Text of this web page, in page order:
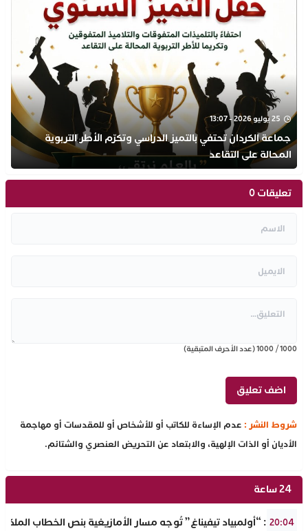
25 يوليو 2026 - 13:07
جماعة الكردان تحتفي بالتميز الدراسي وتكرّم الأطر التربوية
المحالة على التقاعد
تعليقات 0
1000
/
1000(عدد الأحرف المتبقية)
شروط النشر : عدم الإساءة للكاتب أو للأشخاص أو للمقدسات أو مهاجمة
الأديان أو الذات الإلهية، والابتعاد عن التحريض العنصري والشتائم.
24 ساعة
20:04
تفراوت: “أولمبياد تيفيناغ” تُوجه مسار الأمازيغية بنص الخطاب الملكي